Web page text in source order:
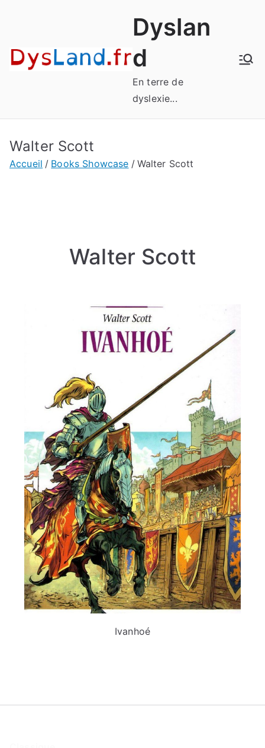
Dyslan
d
En terre de
dyslexie...
Walter Scott
Accueil Books Showcase Walter Scott
Walter Scott
Ivanhoé